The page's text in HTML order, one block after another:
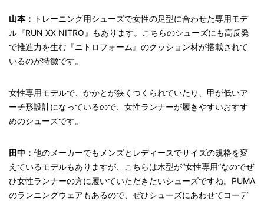
山本： トレーニング用シューズで女性の足型に合わせた専用モデ
ル『RUN XX NITRO』もあります。こちらのシューズにも高反発
で推進力を生む『ニトロフォーム』のクッション材が搭載されて
いるのが特徴です。
女性専用モデルで、かかとが狭くつくられていたり、甲が低いア
ーチ形設計になっているので、女性ランナーが履きやすいおすす
めのシューズです。
田中： 他のメーカーでもメンズとレディースでサイズの規格を変
えているモデルもありますが、こちらは木型が“女性専用”なのでぜ
ひ女性ランナーの方に履いていただきたいシューズですね。PUMA
のランニングウェアもあるので、ぜひシューズにあわせてコーデ